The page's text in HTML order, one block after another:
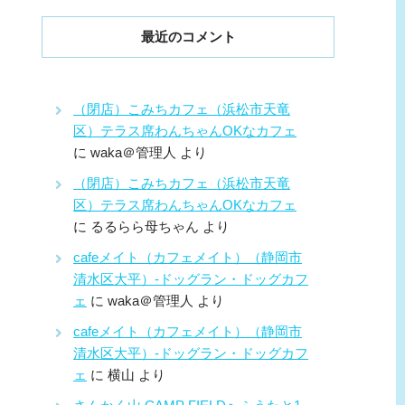
最近のコメント
（閉店）こみちカフェ（浜松市天竜
区）テラス席わんちゃんOKなカフェ
に waka＠管理人 より
（閉店）こみちカフェ（浜松市天竜
区）テラス席わんちゃんOKなカフェ
に るるらら母ちゃん より
cafeメイト（カフェメイト）（静岡市
清水区大平）-ドッグラン・ドッグカフ
ェ に waka＠管理人 より
cafeメイト（カフェメイト）（静岡市
清水区大平）-ドッグラン・ドッグカフ
ェ に 横山 より